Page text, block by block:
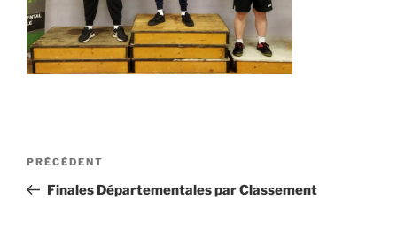
Navigation
l’article
Article
précédent
PRÉCÉDENT
Finales Départementales par Classement